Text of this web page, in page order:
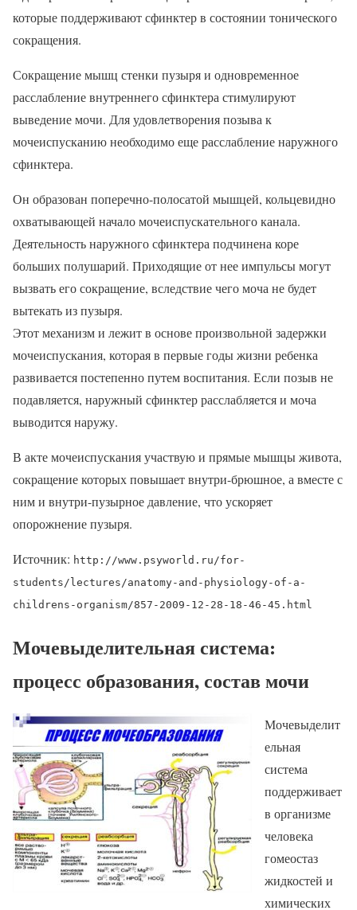
которые поддерживают сфинктер в состоянии тонического
сокращения.
Сокращение мышц стенки пузыря и одновременное
расслабление внутреннего сфинктера стимулируют
выведение мочи. Для удовлетворения позыва к
мочеиспусканию необходимо еще расслабление наружного
сфинктера.
Он образован поперечно-полосатой мышцей, кольцевидно
охватывающей начало мочеиспускательного канала.
Деятельность наружного сфинктера подчинена коре
больших полушарий. Приходящие от нее импульсы могут
вызвать его сокращение, вследствие чего моча не будет
вытекать из пузыря.
Этот механизм и лежит в основе произвольной задержки
мочеиспускания, которая в первые годы жизни ребенка
развивается постепенно путем воспитания. Если позыв не
подавляется, наружный сфинктер расслабляется и моча
выводится наружу.
В акте мочеиспускания участвую и прямые мышцы живота,
сокращение которых повышает внутри-брюшное, а вместе с
ним и внутри-пузырное давление, что ускоряет
опорожнение пузыря.
Источник: http://www.psyworld.ru/for-
students/lectures/anatomy-and-physiology-of-a-
childrens-organism/857-2009-12-28-18-46-45.html
Мочевыделительная система:
процесс образования, состав мочи
Мочевыделит
ельная
система
поддерживает
в организме
человека
гомеостаз
жидкостей и
химических